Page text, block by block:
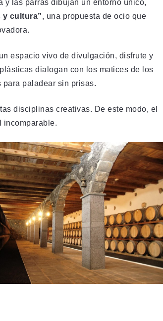
y las parras dibujan un entorno único,
cultura”, una propuesta de ocio que
espacio vivo de divulgación, disfrute y
dialogan con los matices de los
paladear sin prisas.
disciplinas creativas. De este modo, el
incomparable.